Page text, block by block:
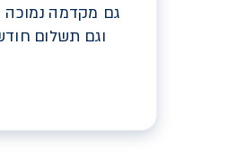
גם מקדמה נמוכה
וגם תשלום